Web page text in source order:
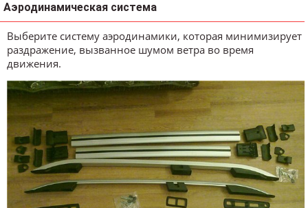
Аэродинамическая система
Выберите систему аэродинамики, которая минимизирует
раздражение, вызванное шумом ветра во время
движения.